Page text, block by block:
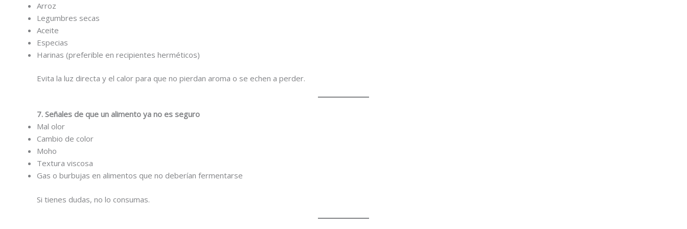
Arroz
Legumbres secas
Aceite
Especias
Harinas (preferible en recipientes herméticos)
Evita la luz directa y el calor para que no pierdan aroma o se echen a perder.
7. Señales de que un alimento ya no es seguro
Mal olor
Cambio de color
Moho
Textura viscosa
Gas o burbujas en alimentos que no deberían fermentarse
Si tienes dudas, no lo consumas.